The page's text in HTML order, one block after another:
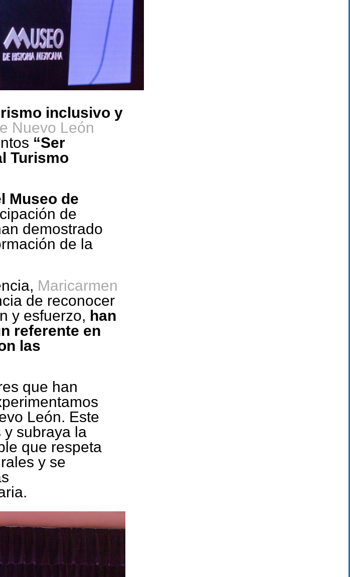
inclusivo y
Nuevo León
“Ser
Turismo
Museo de
de
demostrado
de la
Maricarmen
de reconocer
y esfuerzo, han
referente en
las
que han
León. Este
y subraya la
que respeta
y se